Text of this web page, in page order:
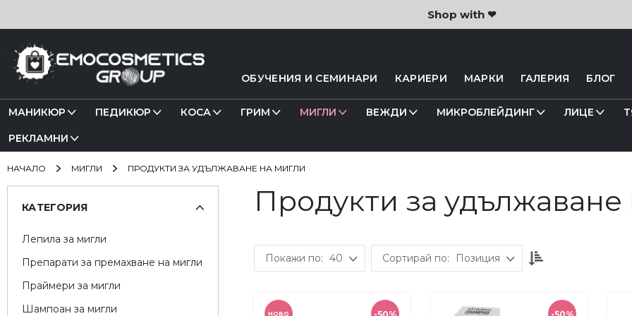
Shop with ❤
Прескачане
към
съдържанието
ОБУЧЕНИЯ И СЕМИНАРИ КАРИЕРИ МАРКИ ГАЛЕРИЯ БЛОГ
МАНИКЮР ПЕДИКЮР КОСА ГРИМ МИГЛИ ВЕЖДИ МИКРОБЛЕЙДИНГ ЛИЦЕ
РЕКЛАМНИ
НАЧАЛО МИГЛИ ПРОДУКТИ ЗА УДЪЛЖАВАНЕ НА МИГЛИ
Продукти за удължаване
40 Позиция
Настрой
-50%
НОВО -50%
поКАТЕГОРИЯ
Лепила за мигли
Препарати за премахване на мигли
Праймери за мигли
Шампоан за мигли